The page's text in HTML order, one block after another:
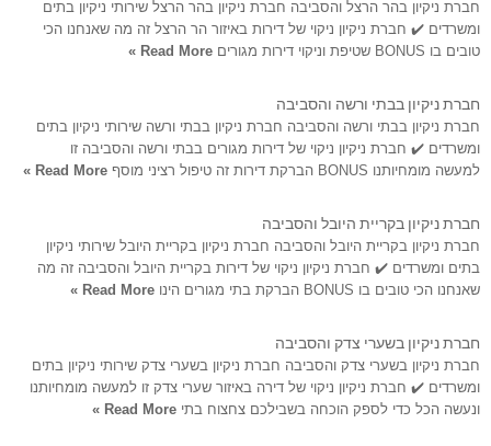
חברת ניקיון בהר הרצל והסביבה חברת ניקיון בהר הרצל שירותי ניקיון בתים
ומשרדים ✔️ חברת ניקיון ניקוי של דירות באיזור הר הרצל זה מה שאנחנו הכי
טובים בו BONUS שטיפת וניקוי דירות מגורים
Read More »
חברת ניקיון בבתי ורשה והסביבה
חברת ניקיון בבתי ורשה והסביבה חברת ניקיון בבתי ורשה שירותי ניקיון בתים
ומשרדים ✔️ חברת ניקיון ניקוי של דירות מגורים בבתי ורשה והסביבה זו
למעשה מומחיותנו BONUS הברקת דירות זה טיפול רציני מוסף
Read More »
חברת ניקיון בקריית היובל והסביבה
חברת ניקיון בקריית היובל והסביבה חברת ניקיון בקריית היובל שירותי ניקיון
בתים ומשרדים ✔️ חברת ניקיון ניקוי של דירות בקריית היובל והסביבה זה מה
שאנחנו הכי טובים בו BONUS הברקת בתי מגורים הינו
Read More »
חברת ניקיון בשערי צדק והסביבה
חברת ניקיון בשערי צדק והסביבה חברת ניקיון בשערי צדק שירותי ניקיון בתים
ומשרדים ✔️ חברת ניקיון ניקוי של דירה באיזור שערי צדק זו למעשה מומחיותנו
ונעשה הכל כדי לספק הוכחה בשבילכם צחצוח בתי Read More »